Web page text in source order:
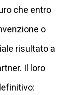
che entro
o
risultato a
Il loro